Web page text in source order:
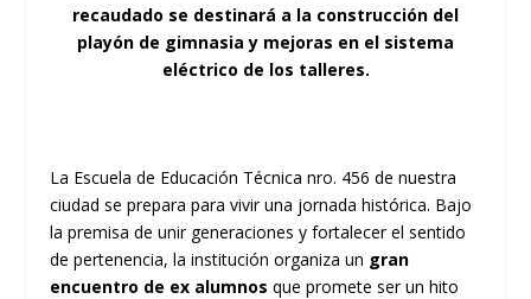
recaudado se destinará a la construcción del
playón de gimnasia y mejoras en el sistema
eléctrico de los talleres.
La Escuela de Educación Técnica nro. 456 de nuestra
ciudad se prepara para vivir una jornada histórica. Bajo
la premisa de unir generaciones y fortalecer el sentido
de pertenencia, la institución organiza un gran
encuentro de ex alumnos que promete ser un hito